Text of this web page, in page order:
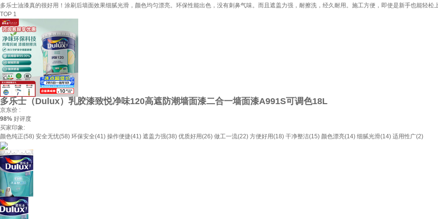
多乐士油漆真的很好用！涂刷后墙面效果细腻光滑，颜色均匀漂亮。环保性能出色，没有刺鼻气味。而且遮盖力强，耐擦洗，经久耐用。施工方便，即使是新手也能轻松
TOP 1
多乐士（Dulux）乳胶漆致悦净味120高遮防潮墙面漆二合一墙面漆A991S可调色18L
京东价 :
98% 好评度
买家印象:
颜色纯正(58) 安全无忧(58) 环保安全(41) 操作便捷(41) 遮盖力强(38) 优质好用(26) 做工一流(22) 方便好用(18) 干净整洁(15) 颜色漂亮(14) 细腻光滑(14) 适用性广(2)